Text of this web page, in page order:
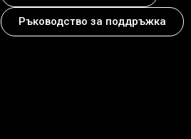
Ръководство за поддръжка